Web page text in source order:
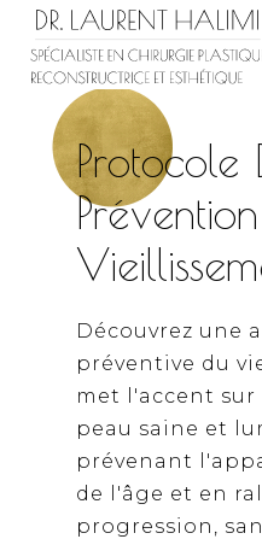
Protocole
Découvrez une
préventive du
met l'accent
peau saine et
prévenant
de l'âge et en
progression,